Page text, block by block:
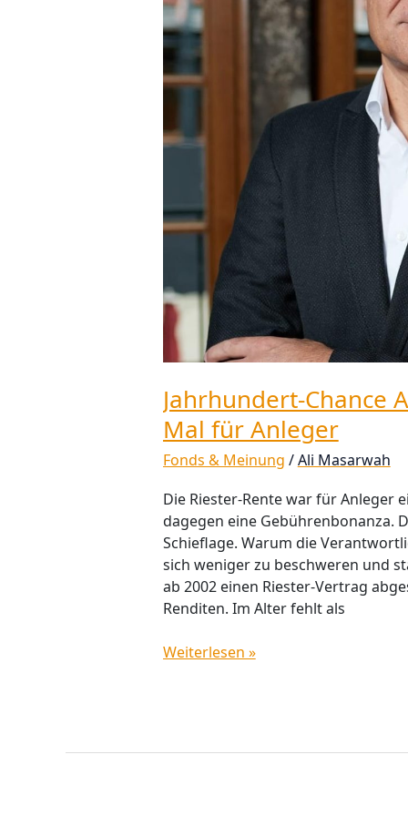
Jahrhundert-Chance
Mal für Anleger
Fonds & Meinung /Ali Masarwah
Die Riester‑Rente war für Anleger
dagegen eine Gebührenbonanza.
Schieflage. Warum die
sich weniger zu beschweren und
ab 2002 einen Riester‑Vertrag
Renditen. Im Alter fehlt als
Weiterlesen »